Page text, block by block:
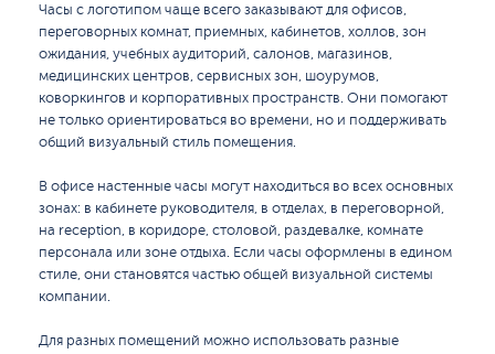
Часы с логотипом чаще всего заказывают для офисов,
переговорных комнат, приемных, кабинетов, холлов, зон
ожидания, учебных аудиторий, салонов, магазинов,
медицинских центров, сервисных зон, шоурумов,
коворкингов и корпоративных пространств. Они помогают
не только ориентироваться во времени, но и поддерживать
общий визуальный стиль помещения.
В офисе настенные часы могут находиться во всех основных
зонах: в кабинете руководителя, в отделах, в переговорной,
на reception, в коридоре, столовой, раздевалке, комнате
персонала или зоне отдыха. Если часы оформлены в едином
стиле, они становятся частью общей визуальной системы
компании.
Для разных помещений можно использовать разные